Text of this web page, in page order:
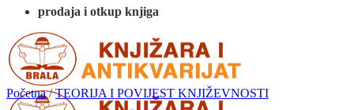
prodaja i otkup knjiga
Početna / TEORIJA I POVIJEST KNJIŽEVNOSTI